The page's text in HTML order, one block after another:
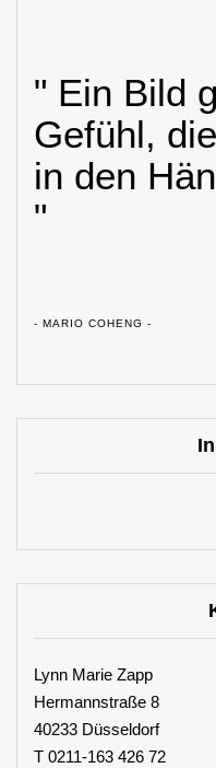
" Ein Bild
Gefühl,
in den
"
- MARIO COHENG -
Lynn Marie Zapp
Hermannstraße 8
40233 Düsseldorf
T 0211-163 426 72